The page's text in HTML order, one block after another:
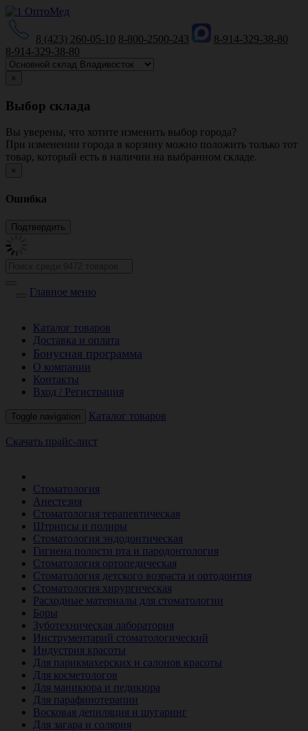
8 (423) 260-05-10 8-800-2500-243
8-914-329-38-80
8-914-329-38-80
×
Выбор склада
Вы уверены, что хотите изменить выбор города?
При изменении города в корзину можно положить только тот
товар, который есть в наличии на выбранном складе.
×
Ошибка
Главное меню
Каталог товаров
Доставка и оплата
Бонусная программа
О компании
Контакты
Вход / Регистрация
Toggle navigation Каталог товаров
Скачать прайс-лист
Стоматология
Анестезия
Стоматология терапевтическая
Штрипсы и полиры
Стоматология эндодонтическая
Гигиена полости рта и пародонтология
Стоматология ортопедическая
Стоматология детского возраста и ортодонтия
Стоматология хирургическая
Расходные материалы для стоматологии
Боры
Зуботехническая лаборатория
Инструментарий стоматологический
Индустрия красоты
Для парикмахерских и салонов красоты
Для косметологов
Для маникюра и педикюра
Для парафинотерапии
Восковая депиляция и шугаринг
Для загара и солярия